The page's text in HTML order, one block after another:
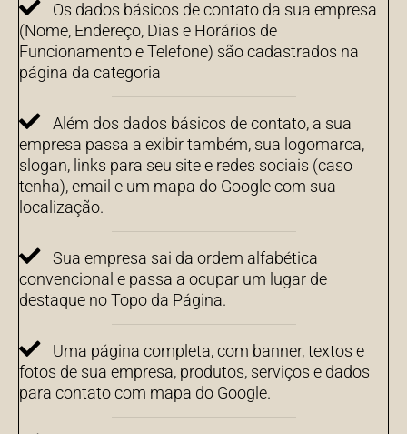
Os dados básicos de contato da sua empresa
(Nome, Endereço, Dias e Horários de
Funcionamento e Telefone) são cadastrados na
página da categoria
Além dos dados básicos de contato, a sua
empresa passa a exibir também, sua logomarca,
slogan, links para seu site e redes sociais (caso
tenha), email e um mapa do Google com sua
localização.
Sua empresa sai da ordem alfabética
convencional e passa a ocupar um lugar de
destaque no Topo da Página.
Uma página completa, com banner, textos e
fotos de sua empresa, produtos, serviços e dados
para contato com mapa do Google.